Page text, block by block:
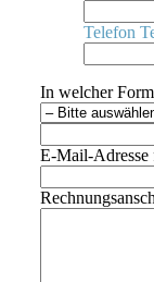
Telefon
In welcher
E-Mail-Adresse